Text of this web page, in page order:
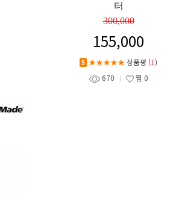
터
300,000
155,000
5 ★★★★★상품평 (1)
670
찜 0